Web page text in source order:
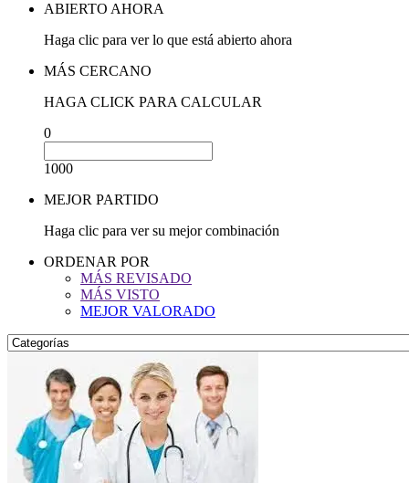
ABIERTO AHORA
Haga clic para ver lo que está abierto ahora
MÁS CERCANO
HAGA CLICK PARA CALCULAR
0
1000
MEJOR PARTIDO
Haga clic para ver su mejor combinación
ORDENAR POR
MÁS REVISADO
MÁS VISTO
MEJOR VALORADO